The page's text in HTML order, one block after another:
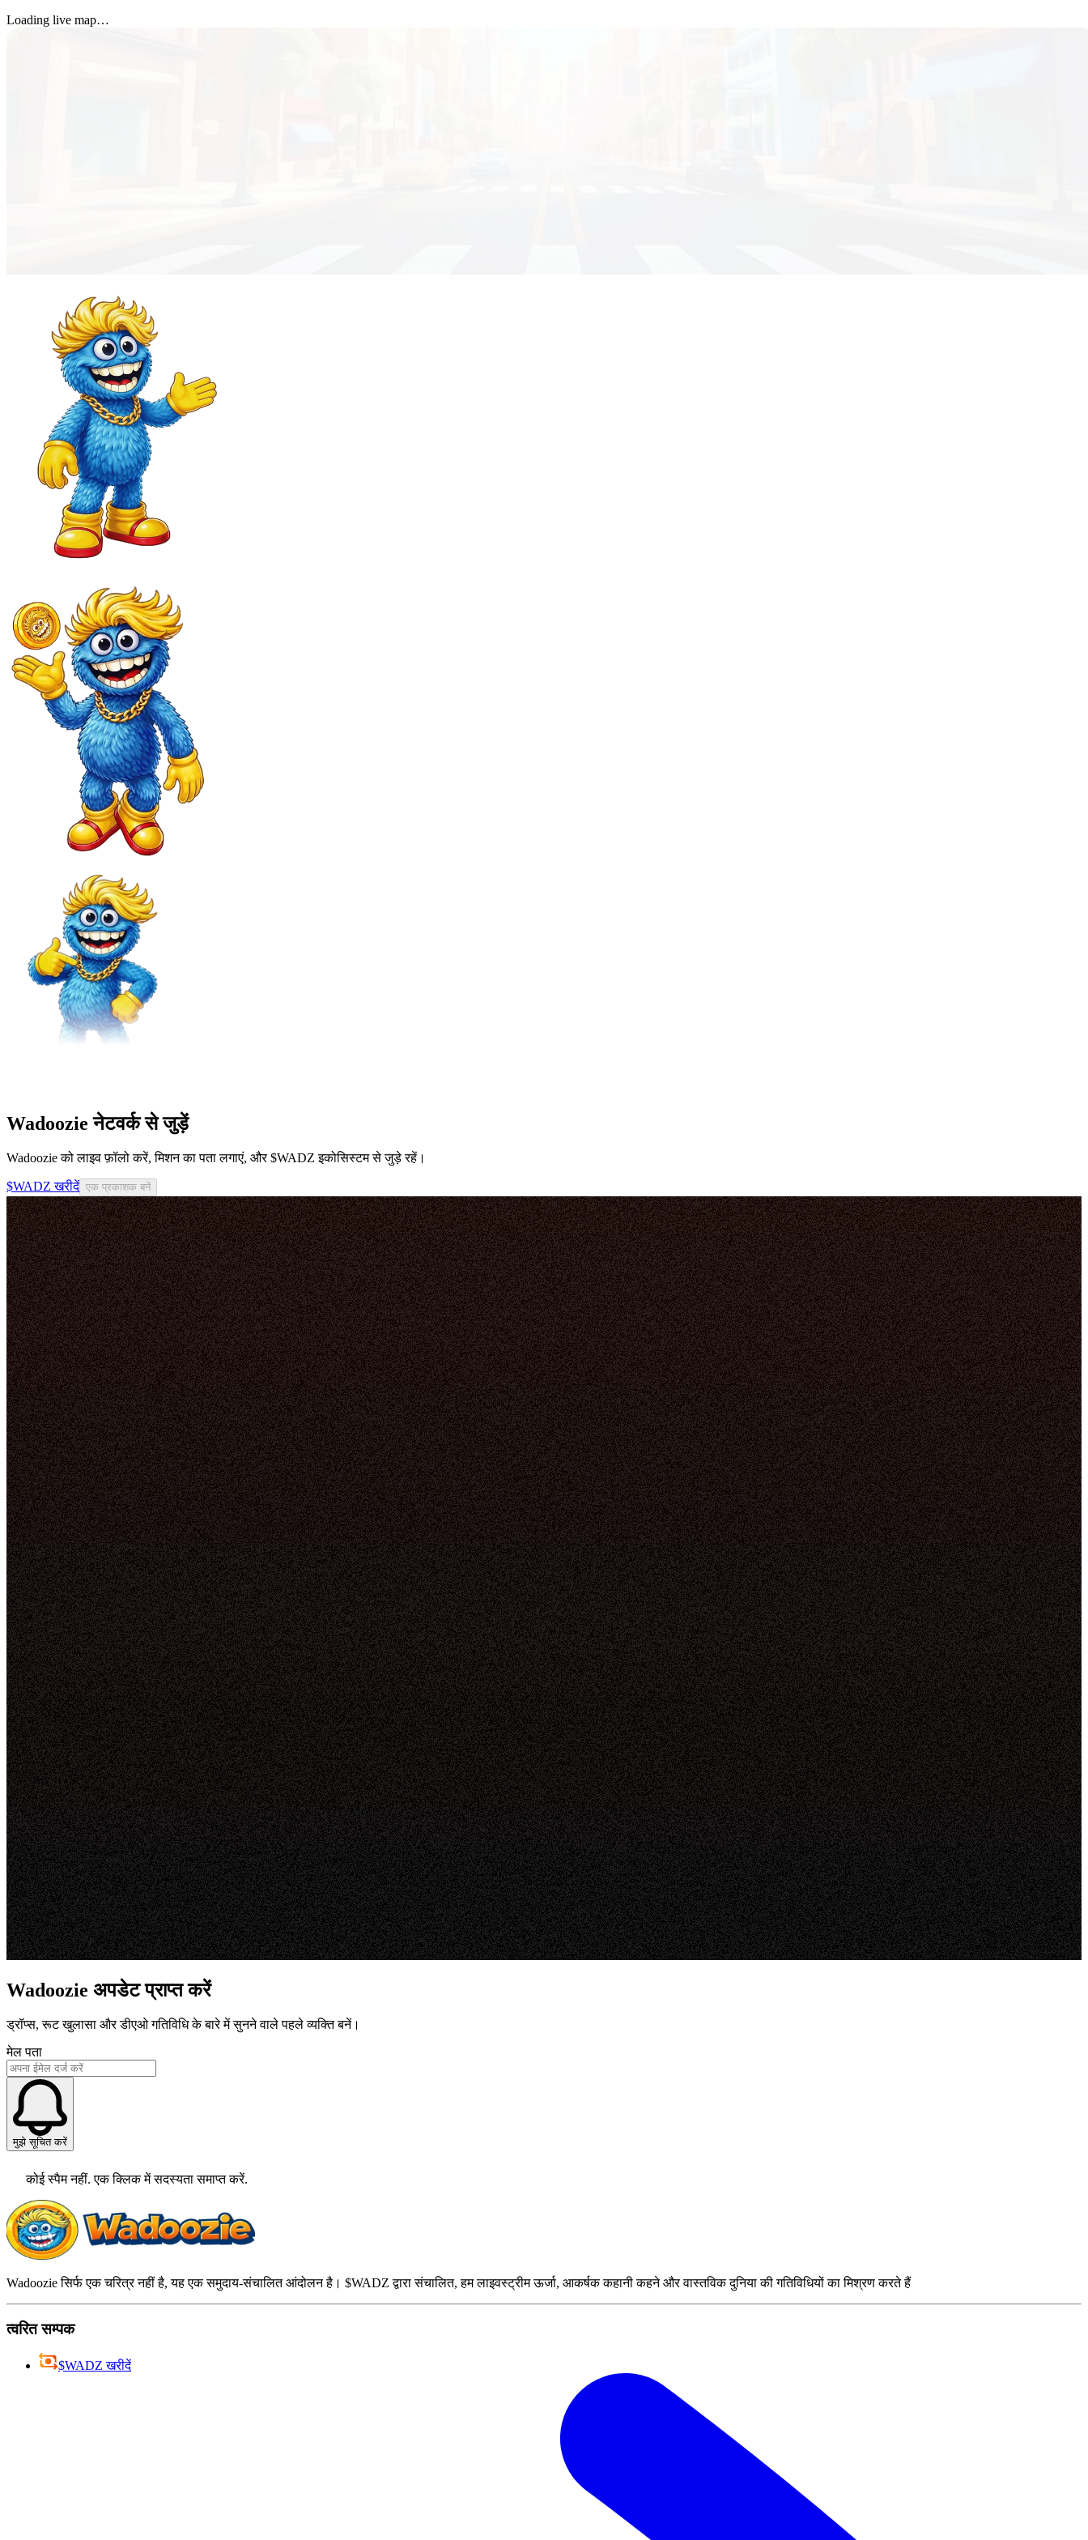
Loading live map…
Wadoozie नेटवर्क से जुड़ें
Wadoozie को लाइव फ़ॉलो करें, मिशन का पता लगाएं, और $WADZ इकोसिस्टम से जुड़े रहें।
$WADZ खरीदें एक प्रकाशक बनें
Wadoozie अपडेट प्राप्त करें
ड्रॉप्स, रूट खुलासा और डीएओ गतिविधि के बारे में सुनने वाले पहले व्यक्ति बनें।
मेल पता
मुझे सूचित करें
कोई स्पैम नहीं. एक क्लिक में सदस्यता समाप्त करें.
Wadoozie सिर्फ एक चरित्र नहीं है, यह एक समुदाय-संचालित आंदोलन है। $WADZ द्वारा संचालित, हम लाइवस्ट्रीम ऊर्जा, आकर्षक कहानी कहने और वास्तविक दुनिया की गतिविधियों का मिश्रण करते हैं
त्वरित सम्पक
$WADZ खरीदें